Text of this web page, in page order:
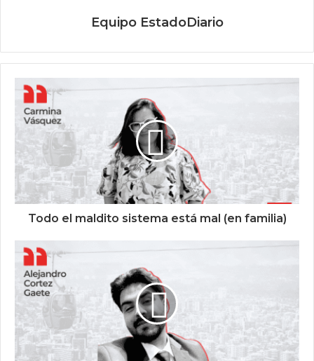
Equipo EstadoDiario
Todo el maldito sistema está mal (en familia)